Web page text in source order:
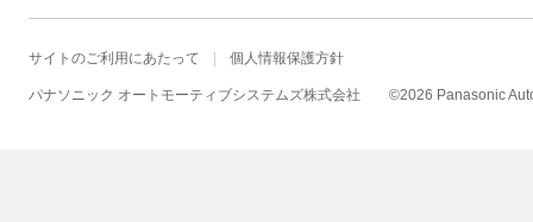
サイトのご利用にあたって 個人情報保護方針
パナソニック オートモーティブシステムズ株式会社 ©2026 Panasonic